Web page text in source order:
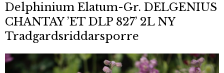
Delphinium Elatum-Gr. DELGENIUS
CHANTAY ’ET DLP 827’ 2L NY
Tradgardsriddarsporre